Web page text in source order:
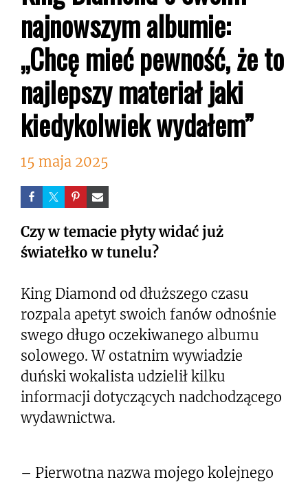
najnowszym albumie:
„Chcę mieć pewność, że to
najlepszy materiał jaki
kiedykolwiek wydałem”
15 maja 2025
Czy w temacie płyty widać już
światełko w tunelu?
King Diamond od dłuższego czasu
rozpala apetyt swoich fanów odnośnie
swego długo oczekiwanego albumu
solowego. W ostatnim wywiadzie
duński wokalista udzielił kilku
informacji dotyczących nadchodzącego
wydawnictwa.
– Pierwotna nazwa mojego kolejnego